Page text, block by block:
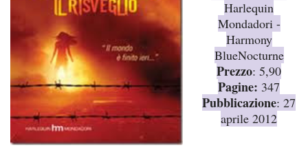
Harlequin
Mondadori -
Harmony
BlueNocturne
Prezzo: 5,90
Pagine: 347
Pubblicazione:27
aprile 2012